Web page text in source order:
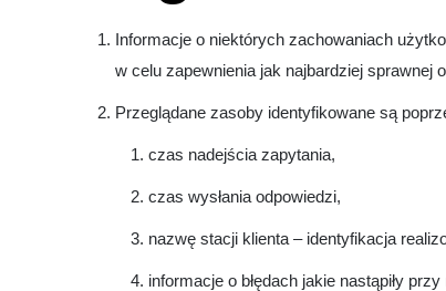
Informacje o niektórych zachowaniach
w celu zapewnienia jak najbardziej sprawnej
Przeglądane zasoby identyfikowane są
czas nadejścia zapytania,
czas wysłania odpowiedzi,
nazwę stacji klienta – identyfikacja
informacje o błędach jakie nastąpiły